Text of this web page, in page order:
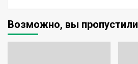
Возможно, вы пропустили